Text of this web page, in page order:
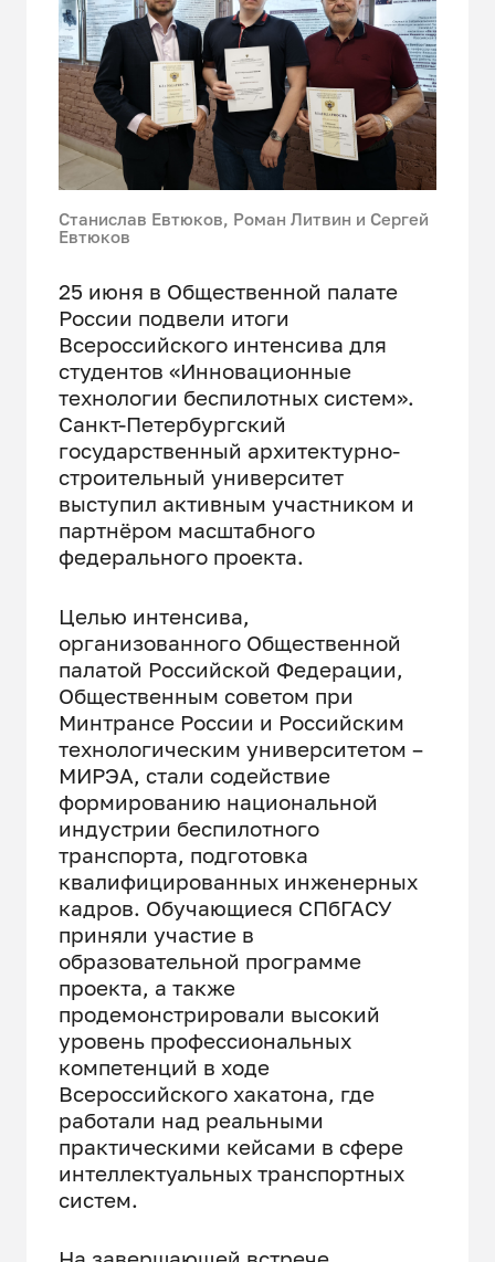
Станислав Евтюков, Роман Литвин и Сергей
Евтюков
25 июня в Общественной палате
России подвели итоги
Всероссийского интенсива для
студентов «Инновационные
технологии беспилотных систем».
Санкт-Петербургский
государственный архитектурно-
строительный университет
выступил активным участником и
партнёром масштабного
федерального проекта.
Целью интенсива,
организованного Общественной
палатой Российской Федерации,
Общественным советом при
Минтрансе России и Российским
технологическим университетом –
МИРЭА, стали содействие
формированию национальной
индустрии беспилотного
транспорта, подготовка
квалифицированных инженерных
кадров. Обучающиеся СПбГАСУ
приняли участие в
образовательной программе
проекта, а также
продемонстрировали высокий
уровень профессиональных
компетенций в ходе
Всероссийского хакатона, где
работали над реальными
практическими кейсами в сфере
интеллектуальных транспортных
систем.